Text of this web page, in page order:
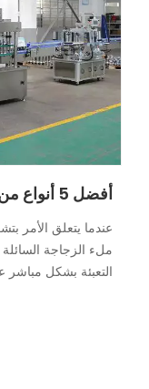
عندما يتعلق الأمر
ملء الزجاجة السائلة
التعبئة بشكل مباشر
أنواع مختلفة من
المنتجات المختلفة